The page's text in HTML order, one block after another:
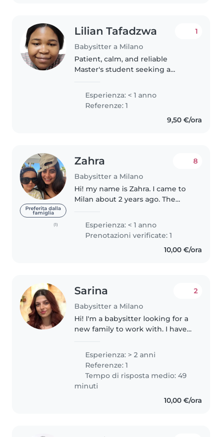
Lilian Tafadzwa
Babysitter a Milano
1
Patient, calm, and reliable
Master's student seeking a
providing a safe, organized, and
fun environment for children.
Excited to support busy families..
Esperienza: < 1 anno
Referenze: 1
9,50 €/ora
Preferita dalla
famiglia
(1)
Zahra
Babysitter a Milano
8
Hi! my name is Zahra. I came to
Milan about 2 years ago. The
nanny is because I love hanging
out with kids, they are amazing,
they think differently and..
Esperienza: < 1 anno
Prenotazioni verificate: 1
10,00 €/ora
Sarina
Babysitter a Milano
2
Hi! I'm a babysitter looking for a
new family to work with. I have
Politecnico di Milano and am
now working on my thesis...
Esperienza: > 2 anni
Referenze: 1
Tempo di risposta medio: 49
minuti
10,00 €/ora